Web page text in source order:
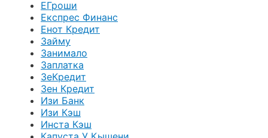
ЕГроши
Експрес Финанс
Енот Кредит
Займу
Занимало
Заплатка
ЗеКредит
Зен Кредит
Изи Банк
Изи Кэш
Инста Кэш